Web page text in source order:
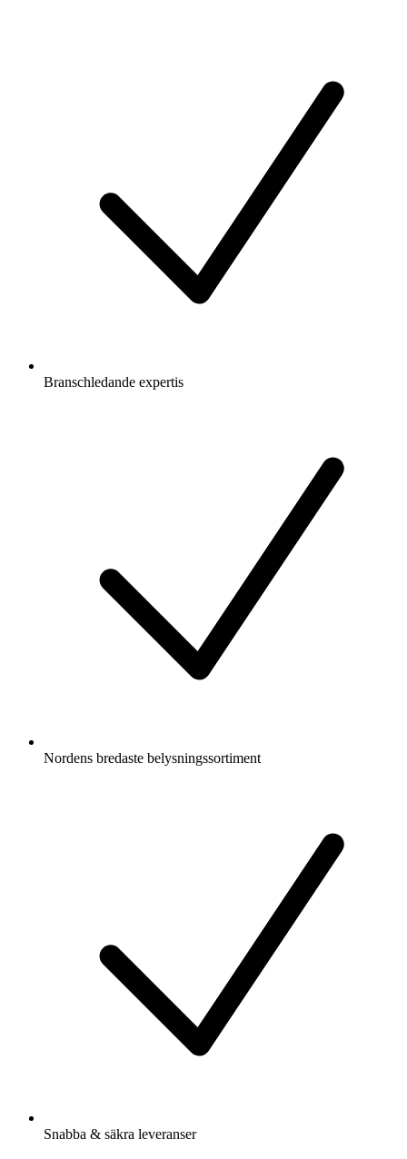
Branschledande expertis
Nordens bredaste belysningssortiment
Snabba & säkra leveranser